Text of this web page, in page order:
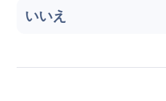
いいえ